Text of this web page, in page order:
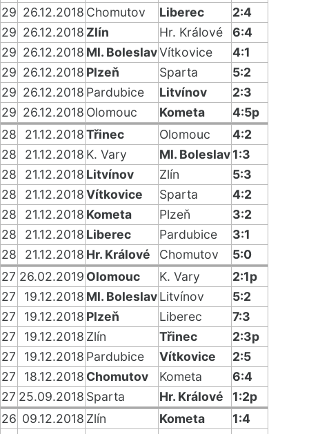
29 26.12.2018 Chomutov Liberec
2:4
29 26.12.2018 Zlín Hr. Králové
6:4
29 26.12.2018 Ml. BoleslavVítkovice
4:1
29 26.12.2018 Plzeň Sparta
5:2
29 26.12.2018 Pardubice Litvínov
2:3
29 26.12.2018 Olomouc Kometa
4:5p
28
21.12.2018Třinec Olomouc
4:2
28
21.12.2018 K. Vary Ml. Boleslav1:3
28
21.12.2018 Litvínov Zlín
5:3
28
21.12.2018Vítkovice Sparta
4:2
28
21.12.2018 Kometa Plzeň
3:2
28
21.12.2018 Liberec Pardubice
3:1
28
21.12.2018 Hr. Králové Chomutov
5:0
27 26.02.2019 Olomouc K. Vary
2:1p
27
19.12.2018 Ml. BoleslavLitvínov
5:2
27
19.12.2018 Plzeň Liberec
7:3
27
19.12.2018 Zlín Třinec
2:3p
27
19.12.2018 Pardubice Vítkovice
2:5
27
18.12.2018 Chomutov Kometa
6:4
27 25.09.2018 Sparta Hr. Králové
1:2p
26 09.12.2018 Zlín Kometa
1:4